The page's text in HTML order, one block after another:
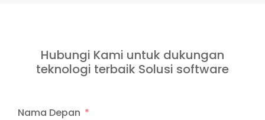
Hubungi Kami untuk dukungan
teknologi terbaik Solusi software
Nama Depan